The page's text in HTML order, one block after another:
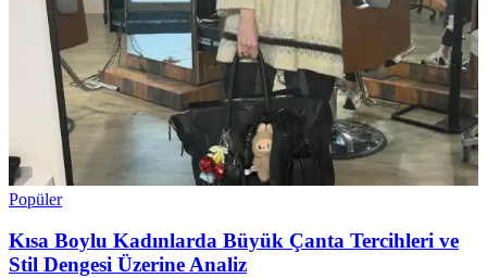
Popüler
Kısa Boylu Kadınlarda Büyük Çanta Tercihleri ve
Stil Dengesi Üzerine Analiz